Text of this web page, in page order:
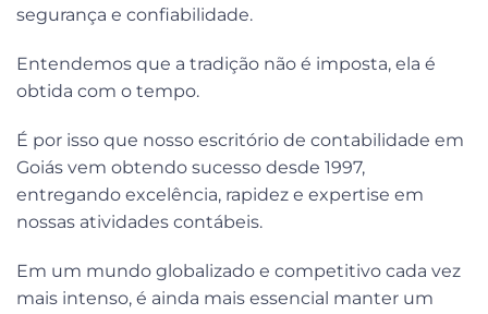
segurança e confiabilidade.
Entendemos que a tradição não é imposta, ela é
obtida com o tempo.
É por isso que nosso escritório de contabilidade em
Goiás vem obtendo sucesso desde 1997,
entregando excelência, rapidez e expertise em
nossas atividades contábeis.
Em um mundo globalizado e competitivo cada vez
mais intenso, é ainda mais essencial manter um